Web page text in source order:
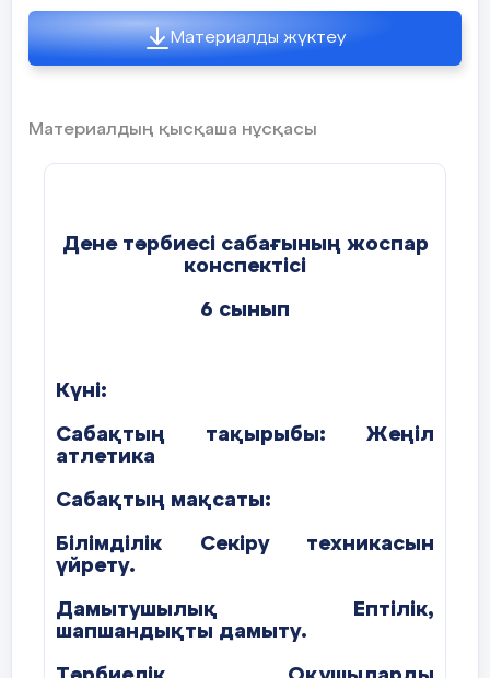
Материалды жүктеу
Материалдың қысқаша нұсқасы
Дене тәрбиесі сабағының жоспар
конспектісі
6 сынып
Күні:
Сабақтың тақырыбы: Жеңіл
атлетика
Сабақтың мақсаты:
Білімділік Секіру техникасын
үйрету.
Дамытушылық Ептілік,
шапшандықты дамыту.